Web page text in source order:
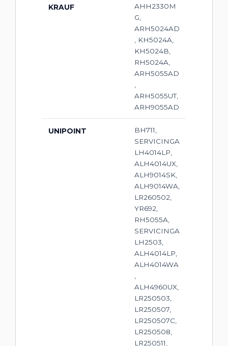
KRAUF
AHH2330M
G,
ARH5024AD
, KH5024A,
KH5024B,
RH5024A,
ARH5055AD
,
ARH5055UT,
ARH9055AD
UNIPOINT
BH711,
SERVICINGA
LH4014LP,
ALH4014UX,
ALH9014SK,
ALH9014WA,
LR260502,
YR692,
RH5055A,
SERVICINGA
LH2503,
ALH4014LP,
ALH4014WA
,
ALH4960UX,
LR250503,
LR250507,
LR250507C,
LR250508,
LR250511,